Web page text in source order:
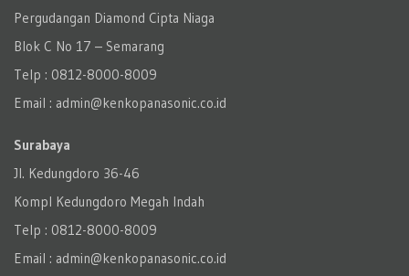
Pergudangan Diamond Cipta Niaga
Blok C No 17 – Semarang
Telp : 0812-8000-8009
Email : admin@kenkopanasonic.co.id
Surabaya
Jl. Kedungdoro 36-46
Kompl Kedungdoro Megah Indah
Telp : 0812-8000-8009
Email : admin@kenkopanasonic.co.id